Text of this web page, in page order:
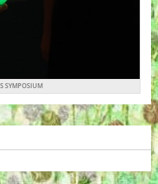
SYMPOSIUM